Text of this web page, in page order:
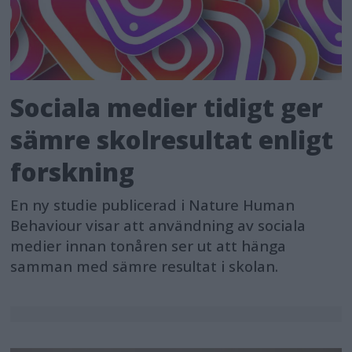
Sociala medier tidigt ger
sämre skolresultat enligt
forskning
En ny studie publicerad i Nature Human
Behaviour visar att användning av sociala
medier innan tonåren ser ut att hänga
samman med sämre resultat i skolan.